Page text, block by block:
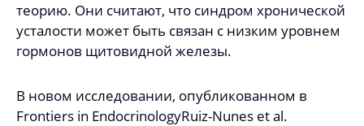
теорию. Они считают, что синдром хронической
усталости может быть связан с низким уровнем
гормонов щитовидной железы.
В новом исследовании, опубликованном в
Frontiers in EndocrinologyRuiz-Nunes et al.